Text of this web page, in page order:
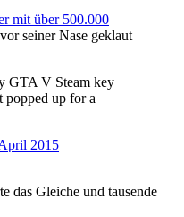
mit über 500.000
seiner Nase geklaut
GTA V Steam key
popped up for a
2015
das Gleiche und tausende